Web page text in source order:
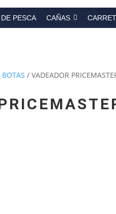
PESCA CAÑAS
/ VADEADOR